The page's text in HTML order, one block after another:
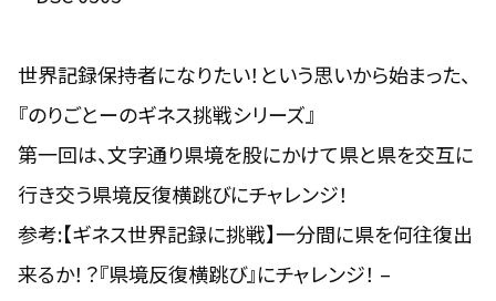
世界記録保持者になりたい！という思いから始まった、
『のりごとーのギネス挑戦シリーズ』
第一回は、文字通り県境を股にかけて県と県を交互に
行き交う県境反復横跳びにチャレンジ！
参考:【ギネス世界記録に挑戦】一分間に県を何往復出
来るか！？『県境反復横跳び』にチャレンジ！ –